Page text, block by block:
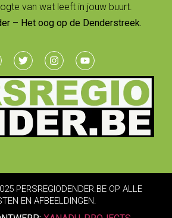
van wat leeft in jouw buurt.
– Het oog op de Denderstreek.
PERSREGIODENDER.BE OP ALLE
EN AFBEELDINGEN.